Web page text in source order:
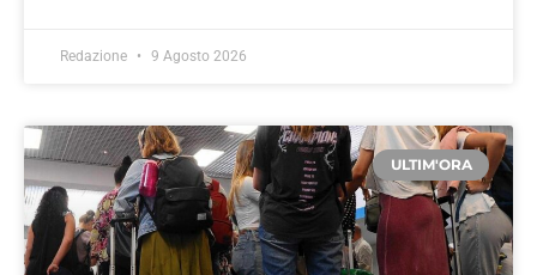
Redazione 9 Agosto 2026
ULTIM'ORA